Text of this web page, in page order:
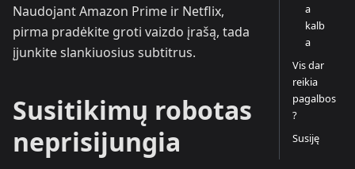
Naudojant Amazon Prime ir Netflix,
pirma pradėkite groti vaizdo įrašą, tada
įjunkite slankiuosius subtitrus.
Susitikimų robotas
neprisijungia
a
kalb
a
Vis dar
reikia
pagalbos
?
Susiję